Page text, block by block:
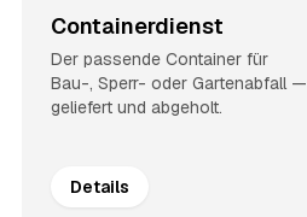
Containerdienst
Der passende Container für
Bau-, Sperr- oder Gartenabfall —
geliefert und abgeholt.
Details